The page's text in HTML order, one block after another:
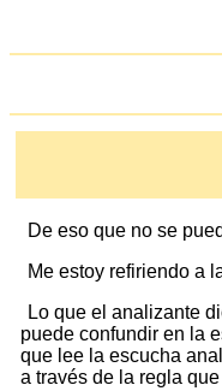
De eso que no se
Me estoy refiriendo a
Lo que el analizante
puede confundir en la
que lee la escucha
a través de la regla